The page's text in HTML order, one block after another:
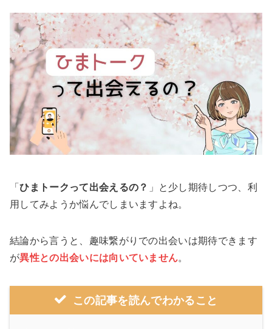
「ひまトークって出会えるの？ 」と少し期待しつつ、利
用してみようか悩んでしまいますよね。
結論から言うと、趣味繋がりでの出会いは期待できます
が異性との出会いには向いていません。
この記事を読んでわかること